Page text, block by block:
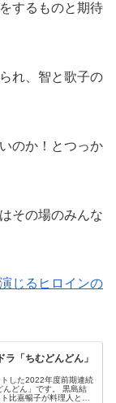
するものと期待
れ、智と歌子の
のか！とつっか
その場のみんな
じるヒロインの
「ちむどんどん」
した2022年度前期連続
んどん」です。 黒島結
比嘉暢子が料理人とし